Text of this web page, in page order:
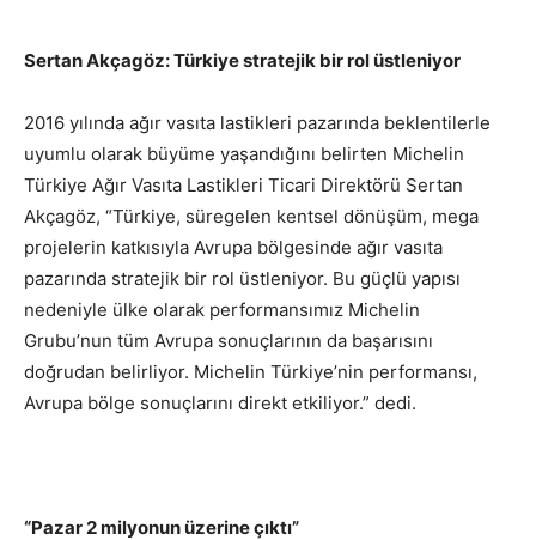
Sertan Akçagöz: Türkiye stratejik bir rol üstleniyor
2016 yılında ağır vasıta lastikleri pazarında beklentilerle
uyumlu olarak büyüme yaşandığını belirten Michelin
Türkiye Ağır Vasıta Lastikleri Ticari Direktörü Sertan
Akçagöz, “Türkiye, süregelen kentsel dönüşüm, mega
projelerin katkısıyla Avrupa bölgesinde ağır vasıta
pazarında stratejik bir rol üstleniyor. Bu güçlü yapısı
nedeniyle ülke olarak performansımız Michelin
Grubu’nun tüm Avrupa sonuçlarının da başarısını
doğrudan belirliyor. Michelin Türkiye’nin performansı,
Avrupa bölge sonuçlarını direkt etkiliyor.” dedi.
“Pazar 2 milyonun üzerine çıktı”